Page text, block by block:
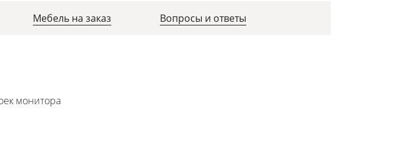
Мебель на заказ Вопросы и ответы
монитора